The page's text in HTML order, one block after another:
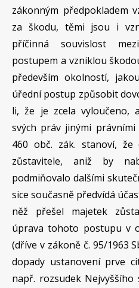
zákonným předpokladem
za škodu, těmi jsou i
příčinná souvislost
postupem a vzniklou
především okolností,
úřední postup způsobit
li, že je zcela vyloučeno,
svých práv jinými
460 obč. zák. stanoví,
zůstavitele, aniž by
podmiňovalo dalšími
sice současně předvídá
něž přešel majetek
úprava tohoto postupu v
(dříve v zákoně č. 95/1963
dopady ustanovení prve
např. rozsudek Nejvyššího